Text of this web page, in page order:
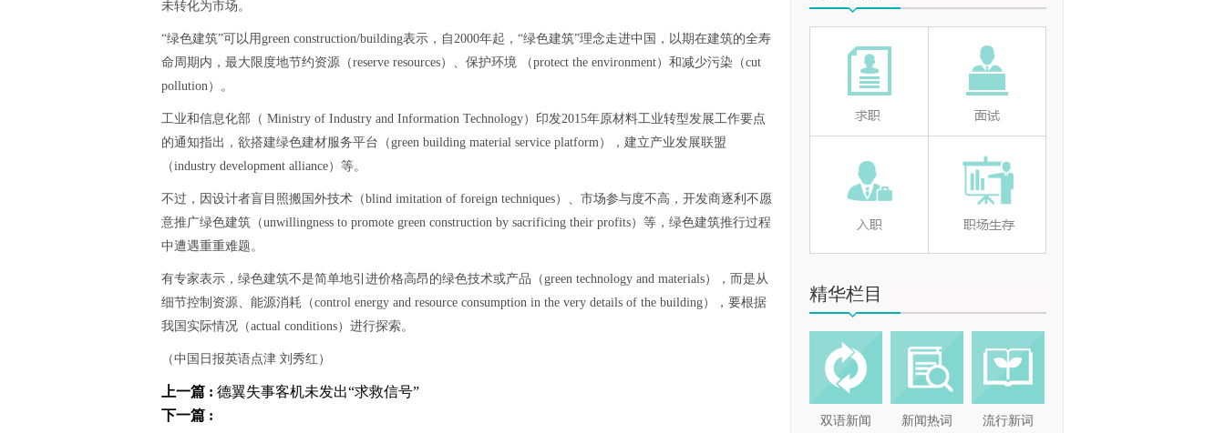
未转化为市场。
“绿色建筑”可以用green construction/building表示，自2000年起，“绿色建筑”理念走进中国，以期在建筑的全寿
命周期内，最大限度地节约资源（reserve resources）、保护环境 （protect the environment）和减少污染（cut
pollution）。
工业和信息化部（ Ministry of Industry and Information Technology）印发2015年原材料工业转型发展工作要点
的通知指出，欲搭建绿色建材服务平台（green building material service platform），建立产业发展联盟
（industry development alliance）等。
不过，因设计者盲目照搬国外技术（blind imitation of foreign techniques）、市场参与度不高，开发商逐利不愿
意推广绿色建筑（unwillingness to promote green construction by sacrificing their profits）等，绿色建筑推行过程
中遭遇重重难题。
有专家表示，绿色建筑不是简单地引进价格高昂的绿色技术或产品（green technology and materials），而是从
细节控制资源、能源消耗（control energy and resource consumption in the very details of the building），要根据
我国实际情况（actual conditions）进行探索。
（中国日报英语点津 刘秀红）
上一篇 : 德翼失事客机未发出“求救信号”
下一篇 :
精华栏目
双语新闻 新闻热词 流行新词